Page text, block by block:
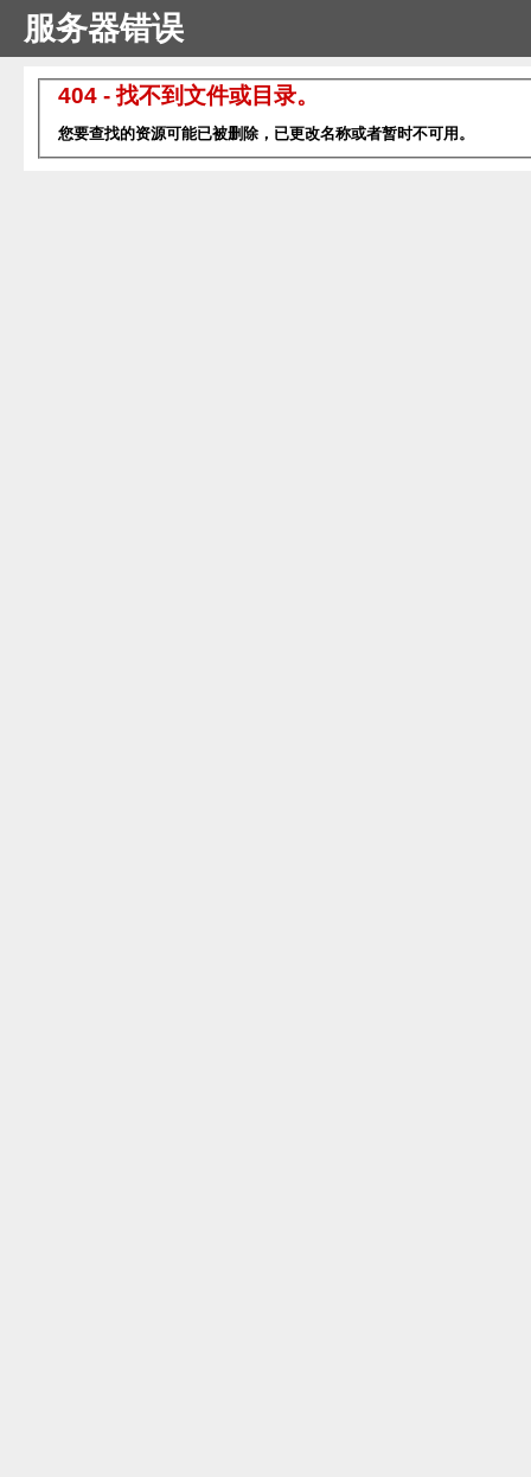
服务器错误
404 - 找不到文件或目录。
您要查找的资源可能已被删除，已更改名称或者暂时不可用。